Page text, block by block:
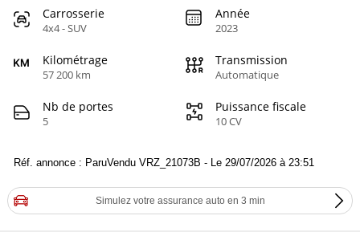
Carrosserie
4x4 - SUV
Année
2023
Kilométrage
57 200 km
Transmission
Automatique
Nb de portes
5
Puissance fiscale
10 CV
Réf. annonce : ParuVendu VRZ_21073B - Le 29/07/2026 à 23:51
Simulez votre assurance auto en 3 min